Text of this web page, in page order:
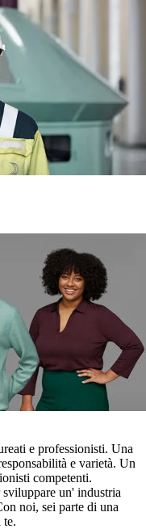
e professionisti. Una
e varietà. Un
competenti.
un' industria
noi, sei parte di una
te.